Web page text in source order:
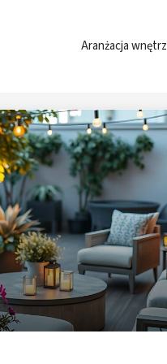
Aranżacja wnętrz